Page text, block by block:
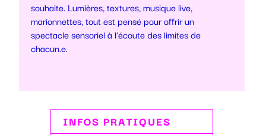
souhaite. Lumières, textures, musique live,
marionnettes, tout est pensé pour offrir un
spectacle sensoriel à l’écoute des limites de
chacun.e.
INFOS PRATIQUES